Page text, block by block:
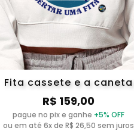
Fita cassete e a caneta
R$ 159,00
pague no pix e ganhe +5% OFF
ou em até 6x de R$ 26,50 sem juros